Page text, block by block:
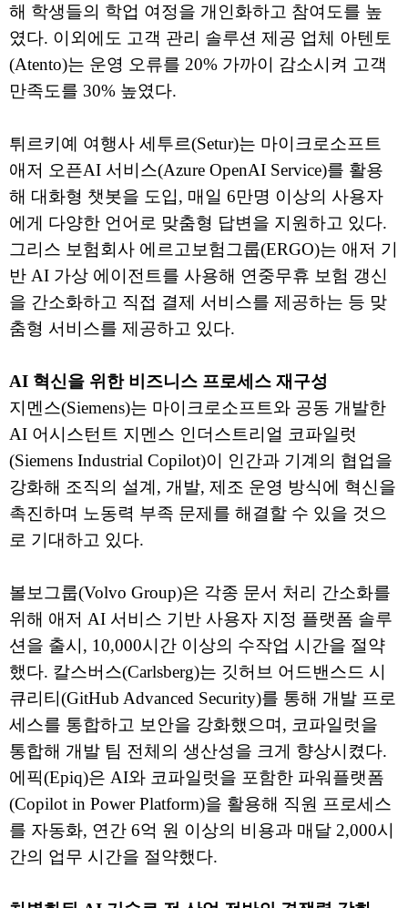
해 학생들의 학업 여정을 개인화하고 참여도를 높
였다. 이외에도 고객 관리 솔루션 제공 업체 아텐토
(Atento)는 운영 오류를 20% 가까이 감소시켜 고객
만족도를 30% 높였다.
튀르키예 여행사 세투르(Setur)는 마이크로소프트
애저 오픈AI 서비스(Azure OpenAI Service)를 활용
해 대화형 챗봇을 도입, 매일 6만명 이상의 사용자
에게 다양한 언어로 맞춤형 답변을 지원하고 있다.
그리스 보험회사 에르고보험그룹(ERGO)는 애저 기
반 AI 가상 에이전트를 사용해 연중무휴 보험 갱신
을 간소화하고 직접 결제 서비스를 제공하는 등 맞
춤형 서비스를 제공하고 있다.
AI 혁신을 위한 비즈니스 프로세스 재구성
지멘스(Siemens)는 마이크로소프트와 공동 개발한
AI 어시스턴트 지멘스 인더스트리얼 코파일럿
(Siemens Industrial Copilot)이 인간과 기계의 협업을
강화해 조직의 설계, 개발, 제조 운영 방식에 혁신을
촉진하며 노동력 부족 문제를 해결할 수 있을 것으
로 기대하고 있다.
볼보그룹(Volvo Group)은 각종 문서 처리 간소화를
위해 애저 AI 서비스 기반 사용자 지정 플랫폼 솔루
션을 출시, 10,000시간 이상의 수작업 시간을 절약
했다. 칼스버스(Carlsberg)는 깃허브 어드밴스드 시
큐리티(GitHub Advanced Security)를 통해 개발 프로
세스를 통합하고 보안을 강화했으며, 코파일럿을
통합해 개발 팀 전체의 생산성을 크게 향상시켰다.
에픽(Epiq)은 AI와 코파일럿을 포함한 파워플랫폼
(Copilot in Power Platform)을 활용해 직원 프로세스
를 자동화, 연간 6억 원 이상의 비용과 매달 2,000시
간의 업무 시간을 절약했다.